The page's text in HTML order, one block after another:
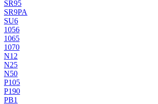
SR95
SR9PA
SU6
1056
1065
1070
N12
N25
N50
P105
P190
PB1